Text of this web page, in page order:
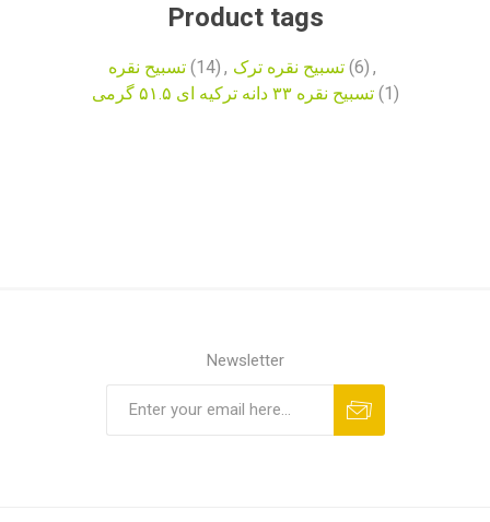
Product tags
تسبیح نقره (14) , تسبیح نقره ترک (6) ,
تسبیح نقره ۳۳ دانه ترکیه ای ۵۱.۵ گرمی (1)
Newsletter